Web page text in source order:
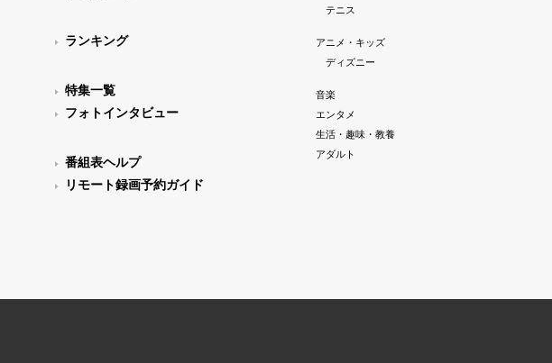
ランキング
特集一覧
フォトインタビュー
番組表ヘルプ
リモート録画予約ガイド
テニス
アニメ・キッズ
ディズニー
音楽
エンタメ
生活・趣味・教養
アダルト